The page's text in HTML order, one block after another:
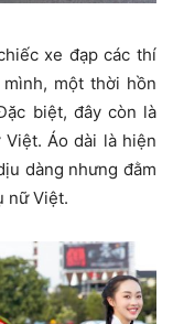
xe đạp các thí
một thời hồn
biệt, đây còn là
Áo dài là hiện
dàng nhưng đằm
nữ Việt.